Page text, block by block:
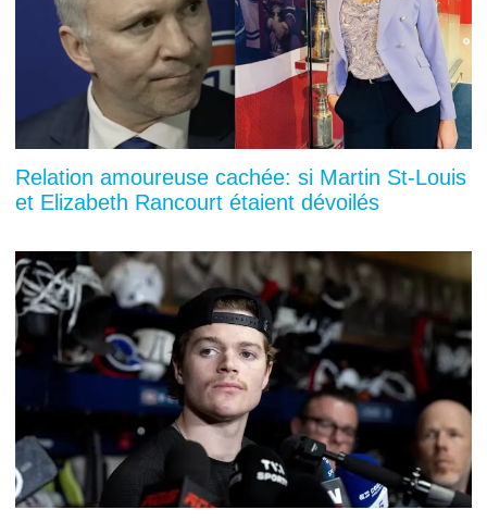
Relation amoureuse cachée: si Martin St-Louis
et Elizabeth Rancourt étaient dévoilés